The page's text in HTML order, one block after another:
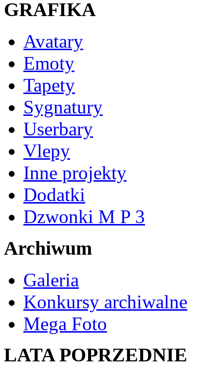
GRAFIKA
Avatary
Emoty
Tapety
Sygnatury
Userbary
Vlepy
Inne projekty
Dodatki
Dzwonki M P 3
Archiwum
Galeria
Konkursy archiwalne
Mega Foto
LATA POPRZEDNIE